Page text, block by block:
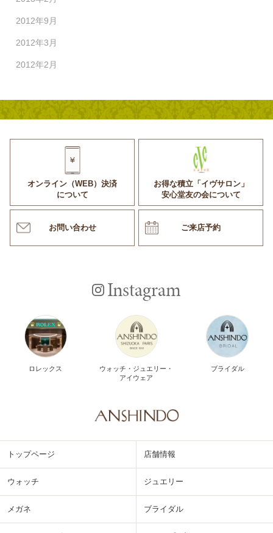
2012年9月
2012年3月
2012年2月
オンライン（WEB）決済
について
お得な積立「イヴサロン」
安心堂友の会について
お問い合わせ ご来店予約
Instagram
ロレックス
ウォッチ・ジュエリー・
アイウェア
ブライダル
トップページ 店舗情報
ウォッチ ジュエリー
メガネ ブライダル